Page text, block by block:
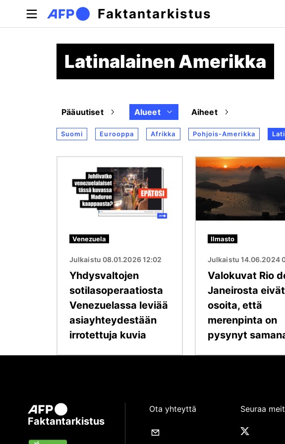
Hyppää pääsisältöön
Faktantarkistus
Latinalainen Amerikka
Pääuutiset Alueet Aiheet
Suomi Eurooppa Afrikka Pohjois-Amerikka
Venezuela
Julkaistu 08.01.2026 12:02
Yhdysvaltojen
sotilasoperaatiosta
Venezuelassa leviää
asiayhteydestään
irrotettuja kuvia
Kuva
Ilmasto
Julkaistu 14.06.2024
Valokuvat Rio
Janeirosta eivät
osoita, että
merenpinta on
pysynyt
Faktantarkistus
Ota yhteyttä Seuraa